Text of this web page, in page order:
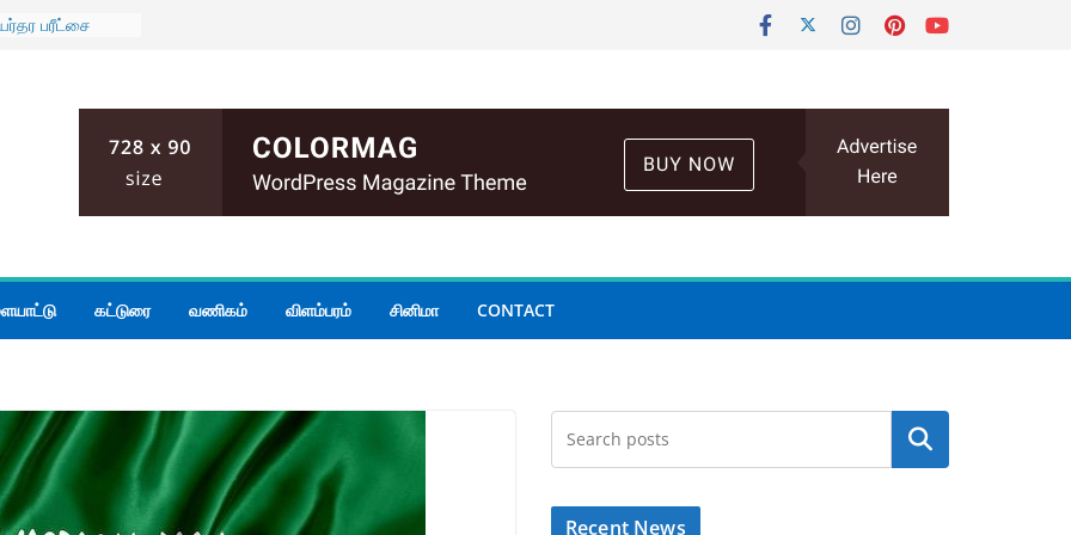
பரீட்சை
2026
தேசிய
நுட்ப
விழா.
கொள்கை
– எதிர்க்கட்சித்
கட்டுரை வணிகம் விளம்பரம் சினிமா CONTACT
Search
Recent News